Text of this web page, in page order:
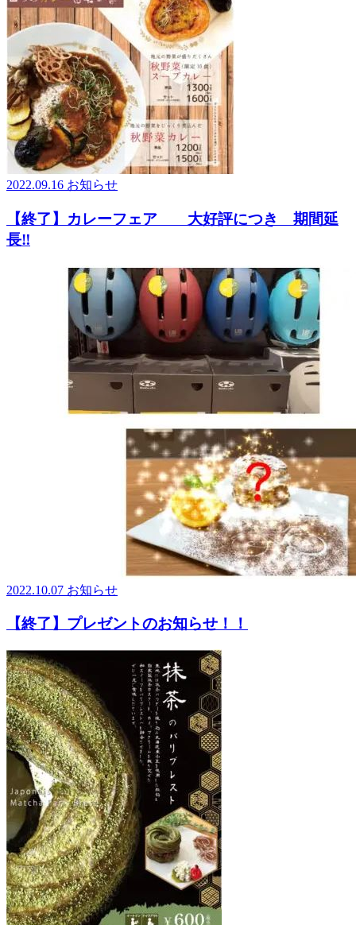
2022.09.16 お知らせ
【終了】カレーフェア 大好評につき 期間延
長‼️
2022.10.07 お知らせ
【終了】プレゼントのお知らせ！！